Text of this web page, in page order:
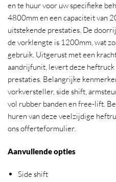
en te huur voor uw specifieke
4800mm en een capaciteit van
uitstekende prestaties. De
de vorklengte is 1200mm, wat
gebruik. Uitgerust met een
aandrijfunit, levert deze
prestaties. Belangrijke
vorkversteller, side shift,
vol rubber banden en free-lift.
huren van deze veelzijdige
ons offerteformulier.
Aanvullende opties
Side shift